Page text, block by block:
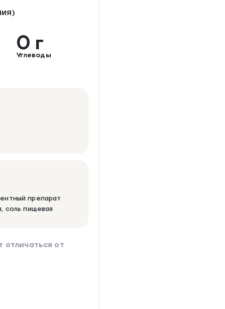
0 г
Углеводы
препарат
соль пищевая
от